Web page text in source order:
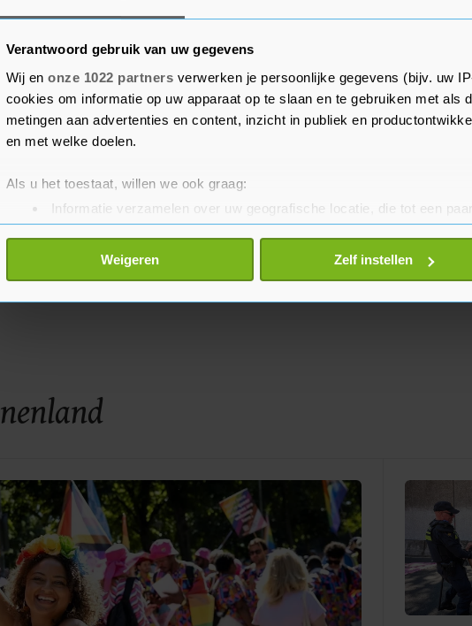
Verantwoord gebruik van uw gegevens
Wij en onze 1022 partners verwerken je persoonlijke gegevens (bijv. uw
cookies om informatie op uw apparaat op te slaan en te gebruiken met als
metingen aan advertenties en content, inzicht in publiek en
en met welke doelen.
Als u het toestaat, willen we ook graag:
Informatie verzamelen over uw geografische locatie, die tot een
Uw apparaat identificeren door het actief te scannen op specifieke
Lees meer over hoe uw persoonlijke gegevens worden verwerkt en stel uw
toestemming op elk moment wijzigen of intrekken in de Cookieverklaring.
Weigeren Zelf instellen